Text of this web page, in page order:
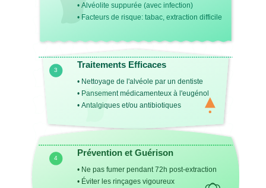
• Alvéolite suppurée (avec infection)
• Facteurs de risque: tabac, extraction difficile
3
Traitements Efficaces
• Nettoyage de l'alvéole par un dentiste
• Pansement médicamenteux à l'eugénol
• Antalgiques et/ou antibiotiques
4
Prévention et Guérison
• Ne pas fumer pendant 72h post-extraction
• Éviter les rinçages vigoureux